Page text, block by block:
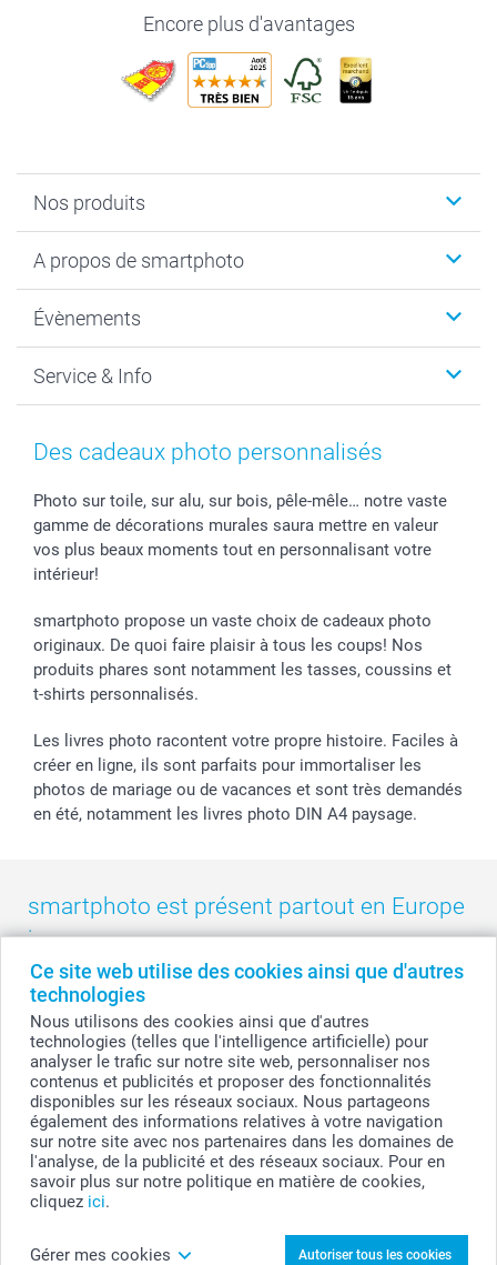
Ce site web utilise des cookies ainsi que d'autres
technologies
Nous utilisons des cookies ainsi que d'autres
technologies (telles que l'intelligence artificielle) pour
analyser le trafic sur notre site web, personnaliser nos
contenus et publicités et proposer des fonctionnalités
disponibles sur les réseaux sociaux. Nous partageons
également des informations relatives à votre navigation
sur notre site avec nos partenaires dans les domaines de
l'analyse, de la publicité et des réseaux sociaux. Pour en
savoir plus sur notre politique en matière de cookies,
cliquez ici.
Gérer mes cookies Autoriser tous les cookies
Encore plus d'avantages
Nos produits
Cadeaux photo
MyNameBook
Développement photo & Tirage photo
Cadres photo & accessoires déco
Calendrier photos & Agendas photo
Stickers & Etiquettes
Chèque Cadeau
A propos de smartphoto
Durabilité
Gestion des cookies
Mentions Légales
Affiliation
Investor Relations
B2B smartbusiness
Droit de rétractation
Évènements
Nouvel An
Fête des Mères
Confirmation ou communion
Mariage
Fête d'anniversaire
Collection naissance
Tous les évènements
Service & Info
Tarifs et frais de livraison
Livraison en 48 heures
Modes de Paiement
Identifiez-vous
Plan du site
Statut de ma commande
smarfriends
smartgarantie
smartbonus
Des cadeaux photo personnalisés
Photo sur toile, sur alu, sur bois, pêle-mêle… notre vaste
gamme de décorations murales saura mettre en valeur
vos plus beaux moments tout en personnalisant votre
intérieur!
smartphoto propose un vaste choix de cadeaux photo
originaux. De quoi faire plaisir à tous les coups! Nos
produits phares sont notamment les tasses, coussins et
t-shirts personnalisés.
Les livres photo racontent votre propre histoire. Faciles à
créer en ligne, ils sont parfaits pour immortaliser les
photos de mariage ou de vacances et sont très demandés
en été, notamment les livres photo DIN A4 paysage.
smartphoto est présent partout en Europe
:
België - Belgique - Danmark - Deutschland - France - Ireland
- Nederland - Norge
Switzerland - Suomi - Sverige - United Kingdom
Other Countries
Tous les prix sont en francs suisses (CHF), TVA incluse et hors frais de port.